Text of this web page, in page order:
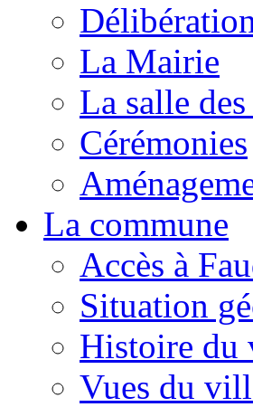
La Mairie
La salle
Cérémonies
La commune
Accès à
Situation
Histoire du
Vues du